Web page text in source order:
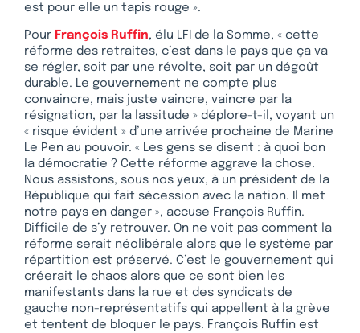
est pour elle un tapis rouge ».
Pour François Ruffin, élu LFI de la Somme, « cette
réforme des retraites, c’est dans le pays que ça va
se régler, soit par une révolte, soit par un dégoût
durable. Le gouvernement ne compte plus
convaincre, mais juste vaincre, vaincre par la
résignation, par la lassitude » déplore-t-il, voyant un
« risque évident » d’une arrivée prochaine de Marine
Le Pen au pouvoir. « Les gens se disent : à quoi bon
la démocratie ? Cette réforme aggrave la chose.
Nous assistons, sous nos yeux, à un président de la
République qui fait sécession avec la nation. Il met
notre pays en danger », accuse François Ruffin.
Difficile de s’y retrouver. On ne voit pas comment la
réforme serait néolibérale alors que le système par
répartition est préservé. C’est le gouvernement qui
créerait le chaos alors que ce sont bien les
manifestants dans la rue et des syndicats de
gauche non-représentatifs qui appellent à la grève
et tentent de bloquer le pays. François Ruffin est